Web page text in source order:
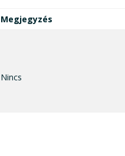
Megjegyzés
Nincs